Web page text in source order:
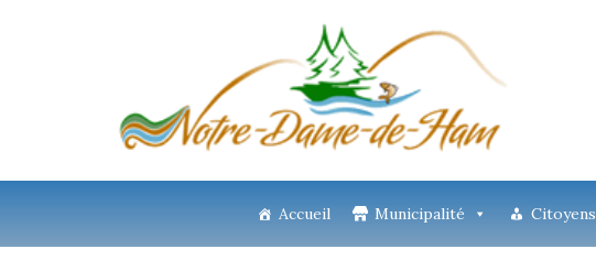
Accueil Municipalité Citoyens